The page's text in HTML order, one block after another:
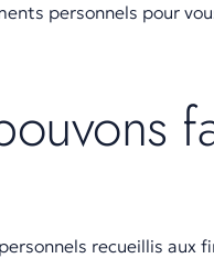
personnels pour
recueillis aux